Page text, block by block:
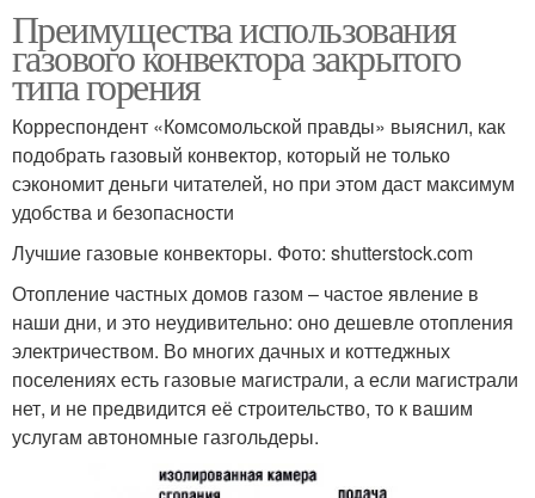
Преимущества использования
газового конвектора закрытого
типа горения
Корреспондент «Комсомольской правды» выяснил, как
подобрать газовый конвектор, который не только
сэкономит деньги читателей, но при этом даст максимум
удобства и безопасности
Лучшие газовые конвекторы. Фото: shutterstock.com
Отопление частных домов газом – частое явление в
наши дни, и это неудивительно: оно дешевле отопления
электричеством. Во многих дачных и коттеджных
поселениях есть газовые магистрали, а если магистрали
нет, и не предвидится её строительство, то к вашим
услугам автономные газгольдеры.